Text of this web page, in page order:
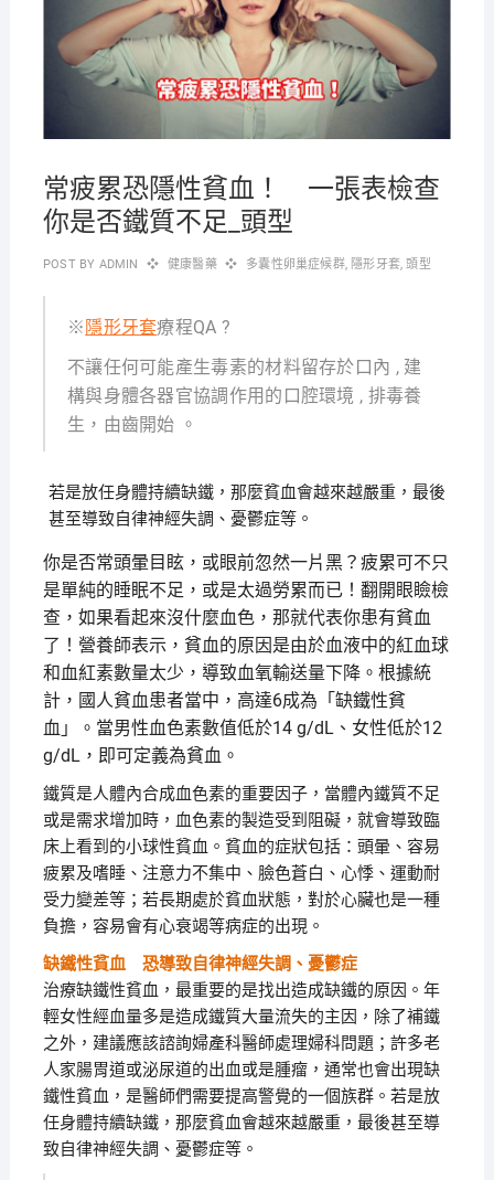
常疲累恐隱性貧血！ 一張表檢查
你是否鐵質不足_頭型
POST BY ADMIN 健康醫藥 多囊性卵巢症候群, 隱形牙套,頭型
※ 隱形牙套療程QA ?
不讓任何可能產生毒素的材料留存於口內 , 建
構與身體各器官協調作用的口腔環境 , 排毒養
生，由齒開始 。
若是放任身體持續缺鐵，那麼貧血會越來越嚴重，最後
甚至導致自律神經失調、憂鬱症等。
你是否常頭暈目眩，或眼前忽然一片黑？疲累可不只
是單純的睡眠不足，或是太過勞累而已！翻開眼瞼檢
查，如果看起來沒什麼血色，那就代表你患有貧血
了！營養師表示，貧血的原因是由於血液中的紅血球
和血紅素數量太少，導致血氧輸送量下降。根據統
計，國人貧血患者當中，高達6成為「缺鐵性貧
血」。當男性血色素數值低於14 g/dL、女性低於12
g/dL，即可定義為貧血。
鐵質是人體內合成血色素的重要因子，當體內鐵質不足
或是需求增加時，血色素的製造受到阻礙，就會導致臨
床上看到的小球性貧血。貧血的症狀包括：頭暈、容易
疲累及嗜睡、注意力不集中、臉色蒼白、心悸、運動耐
受力變差等；若長期處於貧血狀態，對於心臟也是一種
負擔，容易會有心衰竭等病症的出現。
缺鐵性貧血 恐導致自律神經失調、憂鬱症
治療缺鐵性貧血，最重要的是找出造成缺鐵的原因。年
輕女性經血量多是造成鐵質大量流失的主因，除了補鐵
之外，建議應該諮詢婦產科醫師處理婦科問題；許多老
人家腸胃道或泌尿道的出血或是腫瘤，通常也會出現缺
鐵性貧血，是醫師們需要提高警覺的一個族群。若是放
任身體持續缺鐵，那麼貧血會越來越嚴重，最後甚至導
致自律神經失調、憂鬱症等。